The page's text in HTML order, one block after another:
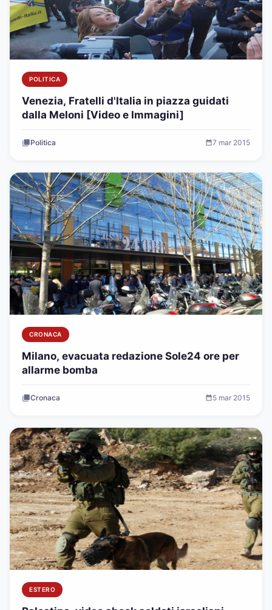
POLITICA
Venezia, Fratelli d'Italia in piazza guidati
dalla Meloni [Video e Immagini]
Politica 7 mar 2015
CRONACA
Milano, evacuata redazione Sole24 ore per
allarme bomba
Cronaca 5 mar 2015
ESTERO